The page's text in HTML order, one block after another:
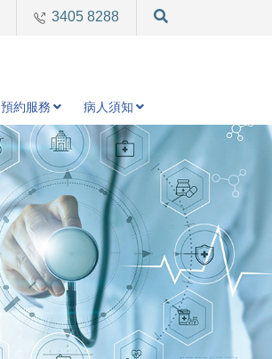
3405 8288
預約服務 病人須知